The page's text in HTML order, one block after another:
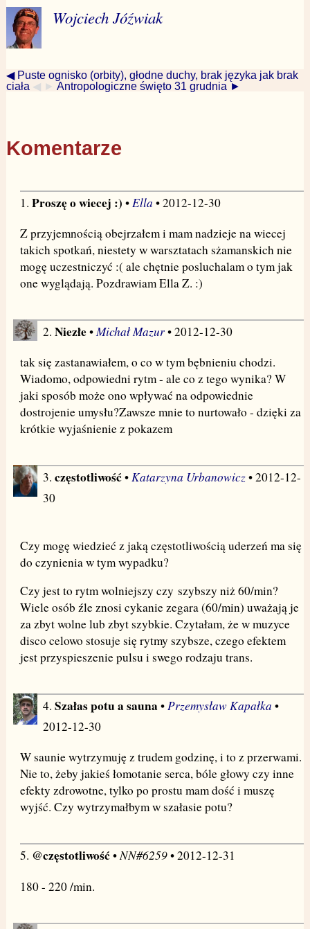
Wojciech Jóźwiak
◀ Puste ognisko (orbity), głodne duchy, brak języka jak brak
ciała ◀ ► Antropologiczne święto 31 grudnia ►
Komentarze
1. Proszę o wiecej :) •Ella • 2012-12-30
Z przyjemnością obejrzałem i mam nadzieje na wiecej
takich spotkań, niestety w warsztatach sżamanskich nie
mogę uczestniczyć :( ale chętnie posluchalam o tym jak
one wyglądają. Pozdrawiam Ella Z. :)
2. Niezłe•Michał Mazur• 2012-12-30
tak się zastanawiałem, o co w tym bębnieniu chodzi.
Wiadomo, odpowiedni rytm - ale co z tego wynika? W
jaki sposób może ono wpływać na odpowiednie
dostrojenie umysłu?Zawsze mnie to nurtowało - dzięki za
krótkie wyjaśnienie z pokazem
3. częstotliwość•Katarzyna Urbanowicz• 2012-12-
30
Czy mogę wiedzieć z jaką częstotliwością uderzeń ma się
do czynienia w tym wypadku?
Czy jest to rytm wolniejszy czy szybszy niż 60/min?
Wiele osób źle znosi cykanie zegara (60/min) uważają je
za zbyt wolne lub zbyt szybkie. Czytałam, że w muzyce
disco celowo stosuje się rytmy szybsze, czego efektem
jest przyspieszenie pulsu i swego rodzaju trans.
4. Szałas potu a sauna •Przemysław Kapałka •
2012-12-30
W saunie wytrzymuję z trudem godzinę, i to z przerwami.
Nie to, żeby jakieś łomotanie serca, bóle głowy czy inne
efekty zdrowotne, tylko po prostu mam dość i muszę
wyjść. Czy wytrzymałbym w szałasie potu?
5. @częstotliwość•NN#6259• 2012-12-31
180 - 220 /min.